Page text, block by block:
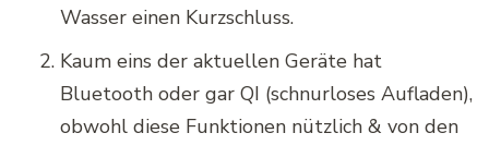
Wasser einen Kurzschluss.
Kaum eins der aktuellen Geräte hat
Bluetooth oder gar QI (schnurloses Aufladen),
obwohl diese Funktionen nützlich & von den